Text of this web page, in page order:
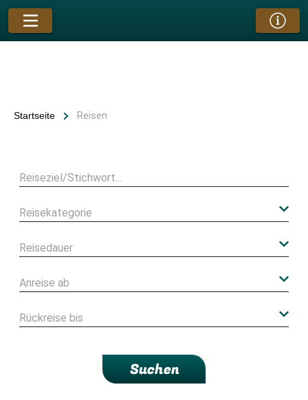
Startseite Reisen
Suchen